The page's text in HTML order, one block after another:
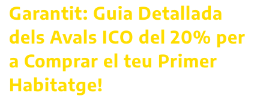
Garantit: Guia Detallada
dels Avals ICO del 20% per
a Comprar el teu Primer
Habitatge!